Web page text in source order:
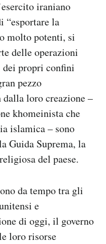
iraniano
“esportare la
molto potenti, si
delle operazioni
propri confini
pezzo
loro creazione –
khomeinista che
islamica – sono
Guida Suprema, la
del paese.
da tempo tra gli
e
di oggi, il governo
loro risorse